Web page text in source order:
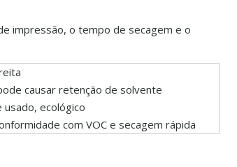
impressão, o tempo de secagem e o
causar retenção de solvente
ecológico
com VOC e secagem rápida